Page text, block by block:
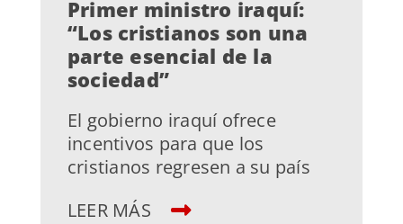
Primer ministro iraquí:
“Los cristianos son una
parte esencial de la
sociedad”
El gobierno iraquí ofrece
incentivos para que los
cristianos regresen a su país
LEER MÁS